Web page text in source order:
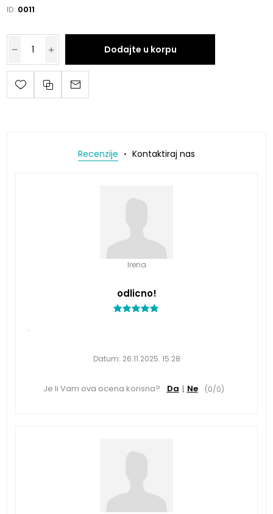
ID: 0011
Dodajte u korpu
Recenzije Kontaktiraj nas
Irena
odlicno!
.
Datum: 26.11.2025. 15:28
Je li Vam ova ocena korisna? Da Ne (0/0)